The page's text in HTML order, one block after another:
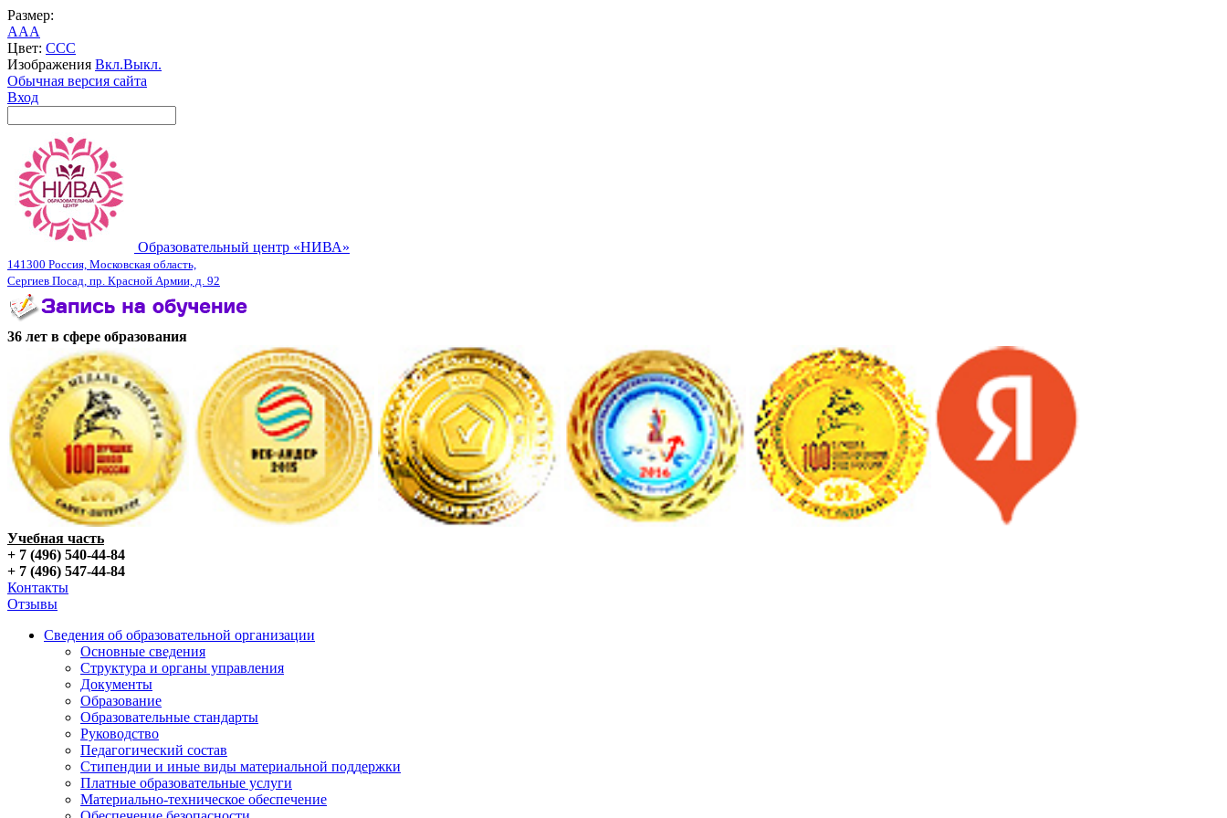
Размер:
AAA
Цвет: CCC
Изображения Вкл.Выкл.
Обычная версия сайта
Вход
Образовательный центр «НИВА»
141300 Россия, Московская область,
Сергиев Посад, пр. Красной Армии, д. 92
36 лет в сфере образования
Учебная часть
+ 7 (496) 540-44-84
+ 7 (496) 547-44-84
Контакты
Отзывы
Сведения об образовательной организации
Основные сведения
Структура и органы управления
Документы
Образование
Образовательные стандарты
Руководство
Педагогический состав
Стипендии и иные виды материальной поддержки
Платные образовательные услуги
Материально-техническое обеспечение